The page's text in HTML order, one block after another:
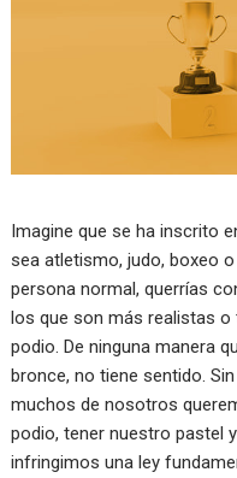
Imagine que se ha inscrito
sea atletismo, judo, boxeo
persona normal, querrías
los que son más realistas
podio. De ninguna manera
bronce, no tiene sentido.
muchos de nosotros
podio, tener nuestro pastel
infringimos una ley